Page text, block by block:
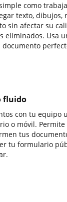
como
texto, dibujos,
sin afectar su
eliminados. Usa
fluido
con tu equipo
o móvil. Permite
tus
tu formulario